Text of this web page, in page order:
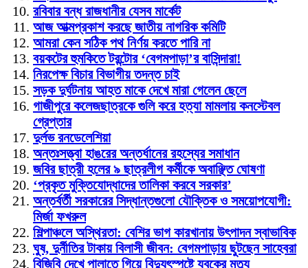
রবিবার বন্ধ রাজধানীর যেসব মার্কেট
আজ আত্মপ্রকাশ করছে জাতীয় নাগরিক কমিটি
আমরা কেন সঠিক পথ নির্ণয় করতে পারি না
বয়কটের হুমকিতে টরন্টোর ‘বেগমপাড়া’র বাসিন্দারা!
নিরপেক্ষ বিচার বিভাগীয় তদন্ত চাই
সড়ক দুর্ঘটনায় আহত মাকে দেখে মারা গেলেন ছেলে
গাজীপুরে কলেজছাত্রকে গুলি করে হত্যা মামলায় কনস্টেবল
গ্রেপ্তার
দুর্লভ রনডেলেশিয়া
অন্তঃসত্ত্বা হাঙরের অন্তর্ধানের রহস্যের সমাধান
জবির ছাত্রী হলের ৯ ছাত্রলীগ কর্মীকে অবাঞ্ছিত ঘোষণা
‘প্রকৃত মুক্তিযোদ্ধাদের তালিকা করবে সরকার’
অন্তর্বর্তী সরকারের সিদ্ধান্তগুলো যৌক্তিক ও সময়োপযোগী:
মির্জা ফখরুল
শিল্পাঞ্চলে অস্থিরতা: বেশির ভাগ কারখানায় উৎপাদন স্বাভাবিক
ঘুষ, দুর্নীতির টাকায় বিলাসী জীবন: বেগমপাড়ায় ছুটছেন সাহেবরা
বিজিবি দেখে পালাতে গিয়ে বিদ্যুৎস্পৃষ্টে যুবকের মৃত্যু